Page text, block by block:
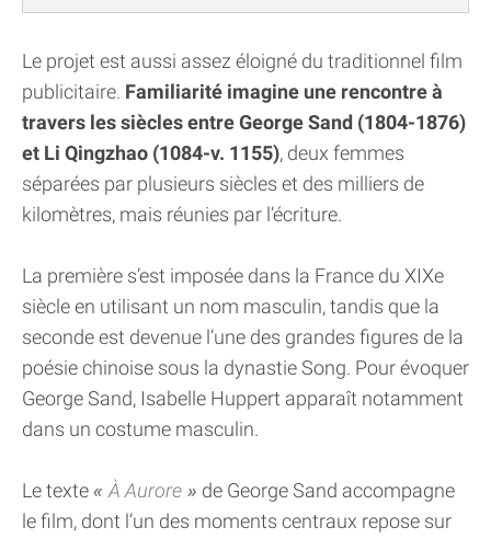
Le projet est aussi assez éloigné du traditionnel film
publicitaire. Familiarité imagine une rencontre à
travers les siècles entre George Sand (1804-1876)
et Li Qingzhao (1084-v. 1155), deux femmes
séparées par plusieurs siècles et des milliers de
kilomètres, mais réunies par l’écriture.
La première s’est imposée dans la France du XIXe
siècle en utilisant un nom masculin, tandis que la
seconde est devenue l’une des grandes figures de la
poésie chinoise sous la dynastie Song. Pour évoquer
George Sand, Isabelle Huppert apparaît notamment
dans un costume masculin.
Le texte À Aurore
de George Sand accompagne
le film, dont l’un des moments centraux repose sur